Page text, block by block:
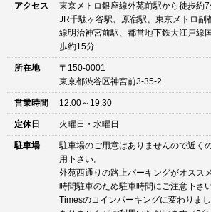
アクセス
東京メトロ銀座線外苑前駅から徒歩約
JR千駄ヶ谷駅、原宿駅、東京メトロ副
線明治神宮前駅、都営地下鉄大江戸線
歩約15分
所在地
〒150-0001
東京都渋谷区神宮前3-35-2
営業時間 12:00～19:30
定休日 火曜日・水曜日
駐車場
駐車場のご用意はありませんので近く
用下さい。
外苑西通りの路上パーキングがオスス
時間駐車のため駐車時間にご注意下さ
Timesのコインパーキングに変わりま